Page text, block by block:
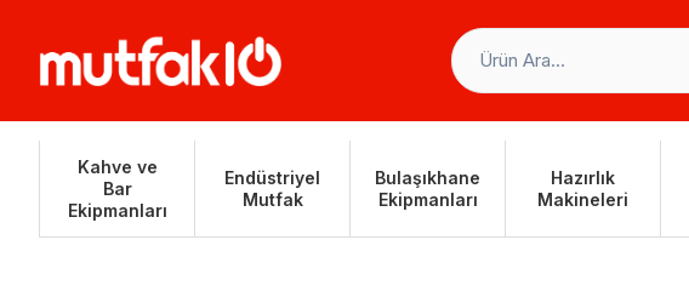
Kahve ve
Bar
Ekipmanları
Endüstriyel
Mutfak
Bulaşıkhane
Ekipmanları
Hazırlık
Makineleri